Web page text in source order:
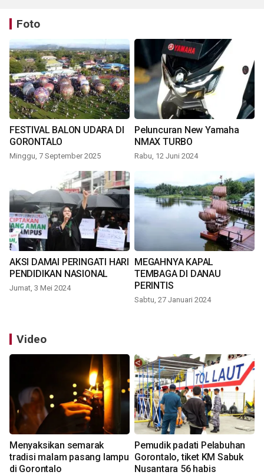
Foto
FESTIVAL BALON UDARA DI
GORONTALO
Minggu, 7 September 2025
Peluncuran New Yamaha
NMAX TURBO
Rabu, 12 Juni 2024
AKSI DAMAI PERINGATI HARI
PENDIDIKAN NASIONAL
Jumat, 3 Mei 2024
MEGAHNYA KAPAL
TEMBAGA DI DANAU
PERINTIS
Sabtu, 27 Januari 2024
Video
Menyaksikan semarak
tradisi malam pasang lampu
di Gorontalo
Pemudik padati Pelabuhan
Gorontalo, tiket KM Sabuk
Nusantara 56 habis